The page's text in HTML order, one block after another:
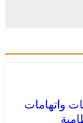
واتهامات